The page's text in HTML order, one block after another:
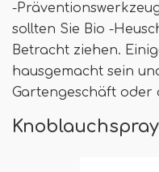
-
sollten Sie Bio -
Betracht ziehen.
hausgemacht sein
Gartengeschäft oder
Knoblauchspray